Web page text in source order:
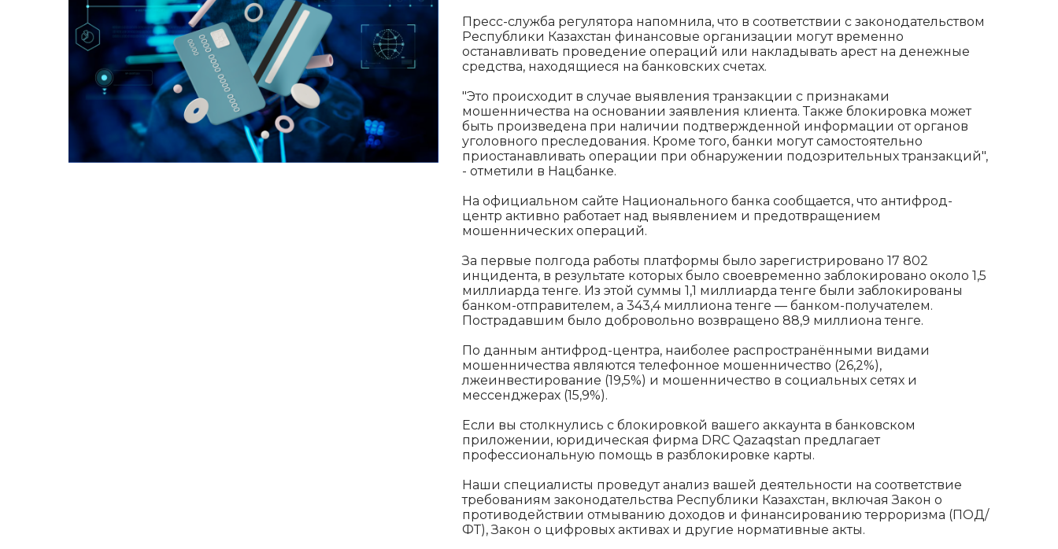
Пресс-служба регулятора напомнила, что в соответствии с законодательством
Республики Казахстан финансовые организации могут временно
останавливать проведение операций или накладывать арест на денежные
средства, находящиеся на банковских счетах.
"Это происходит в случае выявления транзакции с признаками
мошенничества на основании заявления клиента. Также блокировка может
быть произведена при наличии подтвержденной информации от органов
уголовного преследования. Кроме того, банки могут самостоятельно
приостанавливать операции при обнаружении подозрительных транзакций",
- отметили в Нацбанке.
На официальном сайте Национального банка сообщается, что антифрод-
центр активно работает над выявлением и предотвращением
мошеннических операций.
За первые полгода работы платформы было зарегистрировано 17 802
инцидента, в результате которых было своевременно заблокировано около 1,5
миллиарда тенге. Из этой суммы 1,1 миллиарда тенге были заблокированы
банком-отправителем, а 343,4 миллиона тенге — банком-получателем.
Пострадавшим было добровольно возвращено 88,9 миллиона тенге.
По данным антифрод-центра, наиболее распространёнными видами
мошенничества являются телефонное мошенничество (26,2%),
лжеинвестирование (19,5%) и мошенничество в социальных сетях и
мессенджерах (15,9%).
Если вы столкнулись с блокировкой вашего аккаунта в банковском
приложении, юридическая фирма DRC Qazaqstan предлагает
профессиональную помощь в разблокировке карты.
Наши специалисты проведут анализ вашей деятельности на соответствие
требованиям законодательства Республики Казахстан, включая Закон о
противодействии отмыванию доходов и финансированию терроризма (ПОД/
ФТ), Закон о цифровых активах и другие нормативные акты.